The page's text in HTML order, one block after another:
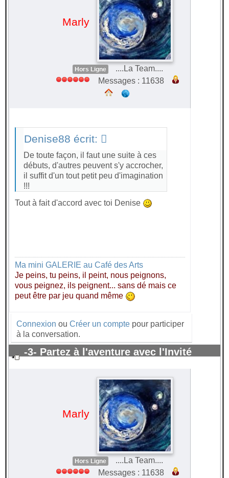
Marly
Hors Ligne
....La Team....
Messages : 11638
Denise88 écrit:
De toute façon, il faut une suite à ces
débuts, d'autres peuvent s'y accrocher,
il suffit d'un tout petit peu d'imagination
!!!
Tout à fait d'accord avec toi Denise
Ma mini GALERIE au Café des Arts
Je peins, tu peins, il peint, nous peignons,
vous peignez, ils peignent... sans dé mais ce
peut être par jeu quand même
Connexion ou Créer un compte pour participer
à la conversation.
-3- Partez à l'aventure avec l'Invité
Marly
Hors Ligne
....La Team....
Messages : 11638